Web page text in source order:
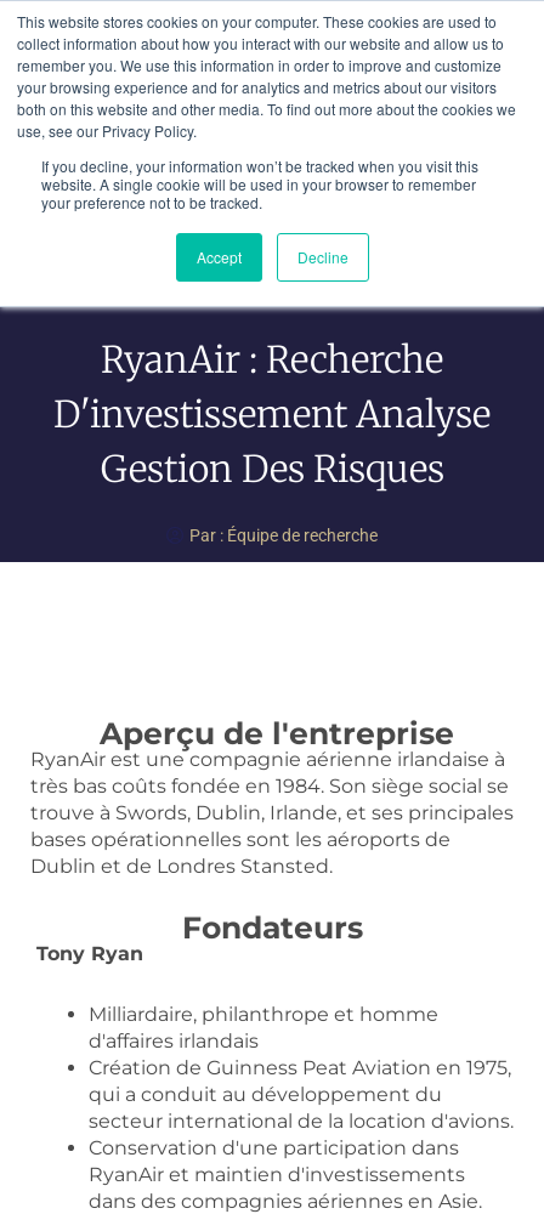
This website stores cookies on your computer. These cookies are used to
collect information about how you interact with our website and allow us to
remember you. We use this information in order to improve and customize
your browsing experience and for analytics and metrics about our visitors
both on this website and other media. To find out more about the cookies we
use, see our Privacy Policy.
If you decline, your information won’t be tracked when you visit this
website. A single cookie will be used in your browser to remember
your preference not to be tracked.
Accept Decline
au
contenu
RyanAir : Recherche
D'investissement Analyse
Gestion Des Risques
Par : Équipe de recherche
Aperçu de l'entreprise
RyanAir est une compagnie aérienne irlandaise à
très bas coûts fondée en 1984. Son siège social se
trouve à Swords, Dublin, Irlande, et ses principales
bases opérationnelles sont les aéroports de
Dublin et de Londres Stansted.
Fondateurs
Tony Ryan
Milliardaire, philanthrope et homme
d'affaires irlandais
Création de Guinness Peat Aviation en 1975,
qui a conduit au développement du
secteur international de la location d'avions.
Conservation d'une participation dans
RyanAir et maintien d'investissements
dans des compagnies aériennes en Asie.